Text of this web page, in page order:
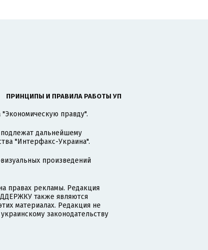
ПРИНЦИПЫ И ПРАВИЛА РАБОТЫ УП
правду".
дальнейшему
"Интерфакс-Украина".
произведений
правах рекламы. Редакция
также являются
материалах. Редакция не
законодательству